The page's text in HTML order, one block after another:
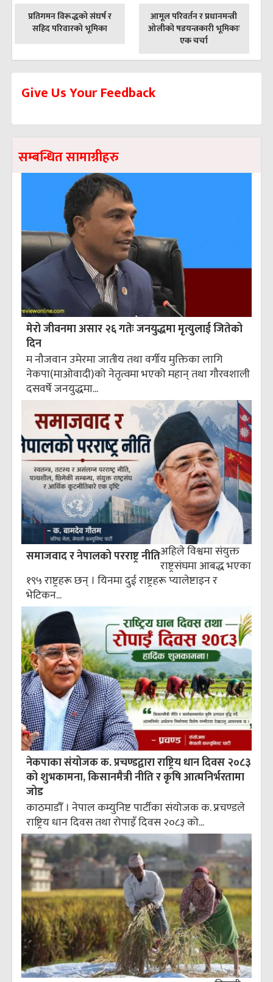
पछिल्लाे
प्रतिगमन विरूद्धको संघर्ष र
सहिद परिवारको भूमिका
अघिल्लाे
-
आमूल परिवर्तन र प्रधानमन्त्री
ओलीको षडयन्त्रकारी भूमिकाः
एक चर्चा
Give Us Your Feedback
सम्बन्धित सामाग्रीहरु
मेरो जीवनमा असार २६ गतेः जनयुद्धमा मृत्युलाई जितेको
दिन
म नौजवान उमेरमा जातीय तथा वर्गीय मुक्तिका लागि
नेकपा(माओवादी)को नेतृत्वमा भएको महान् तथा गौरवशाली
दसवर्षे जनयुद्धमा...
समाजवाद र नेपालको परराष्ट्र नीतिअहिले विश्वमा संयुक्त
राष्ट्रसंघमा आबद्ध भएका
१९५ राष्ट्रहरू छन् । यिनमा दुई राष्ट्रहरू प्यालेष्टाइन र
भेटिकन...
नेकपाका संयोजक क. प्रचण्डद्वारा राष्ट्रिय धान दिवस २०८३
को शुभकामना, किसानमैत्री नीति र कृषि आत्मनिर्भरतामा
जोड
काठमाडौँ । नेपाल कम्युनिष्ट पार्टीका संयोजक क. प्रचण्डले
राष्ट्रिय धान दिवस तथा रोपाइँ दिवस २०८३ को...